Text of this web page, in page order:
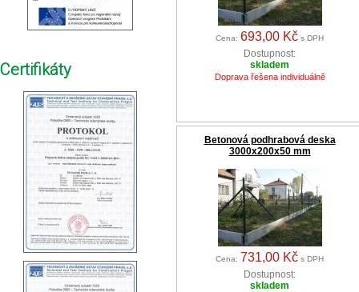
Cena: 693,00 Kč s DPH
Dostupnost:
skladem
Doprava řešena individuálně
Betonová podhrabová deska
3000x200x50 mm
Cena: 731,00 Kč s DPH
Dostupnost:
skladem
Certifikáty